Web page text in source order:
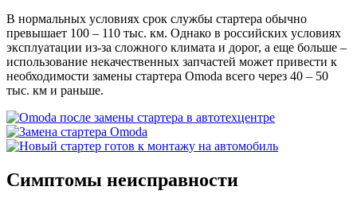
В нормальных условиях срок службы стартера обычно
превышает 100 – 110 тыс. км. Однако в российских условиях
эксплуатации из-за сложного климата и дорог, а еще больше –
использование некачественных запчастей может привести к
необходимости замены стартера Omoda всего через 40 – 50
тыс. км и раньше.
Симптомы неисправности